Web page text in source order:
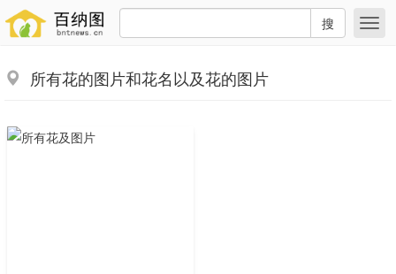
搜
所有花的图片和花名以及花的图片